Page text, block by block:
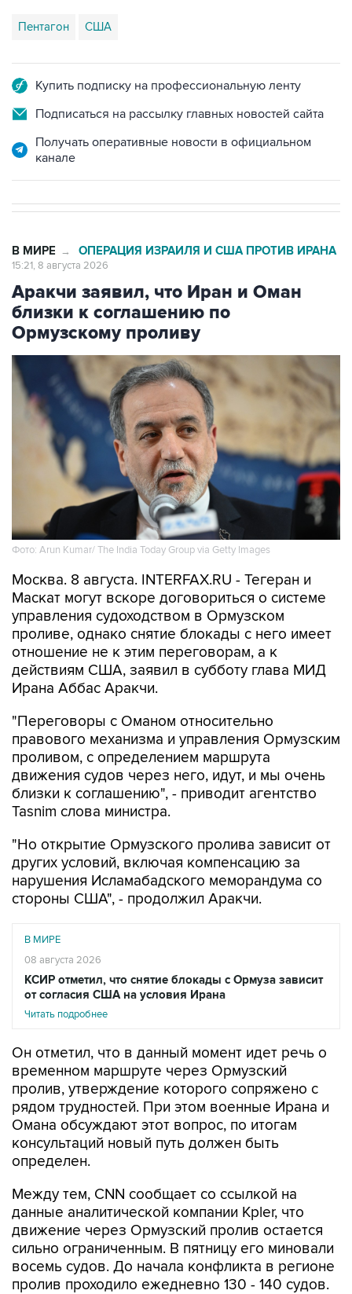
Пентагон США
Купить подписку на профессиональную ленту
Подписаться на рассылку главных новостей сайта
Получать оперативные новости в официальном
канале
В МИРЕ → ОПЕРАЦИЯ ИЗРАИЛЯ И США ПРОТИВ ИРАНА
15:21, 8 августа 2026
Аракчи заявил, что Иран и Оман
близки к соглашению по
Ормузскому проливу
Фото: Arun Kumar/ The India Today Group via Getty Images
Москва. 8 августа. INTERFAX.RU - Тегеран и
Маскат могут вскоре договориться о системе
управления судоходством в Ормузском
проливе, однако снятие блокады с него имеет
отношение не к этим переговорам, а к
действиям США, заявил в субботу глава МИД
Ирана Аббас Аракчи.
"Переговоры с Оманом относительно
правового механизма и управления Ормузским
проливом, с определением маршрута
движения судов через него, идут, и мы очень
близки к соглашению", - приводит агентство
Tasnim слова министра.
"Но открытие Ормузского пролива зависит от
других условий, включая компенсацию за
нарушения Исламабадского меморандума со
стороны США", - продолжил Аракчи.
В МИРЕ
08 августа 2026
КСИР отметил, что снятие блокады с Ормуза зависит
от согласия США на условия Ирана
Читать подробнее
Он отметил, что в данный момент идет речь о
временном маршруте через Ормузский
пролив, утверждение которого сопряжено с
рядом трудностей. При этом военные Ирана и
Омана обсуждают этот вопрос, по итогам
консультаций новый путь должен быть
определен.
Между тем, CNN сообщает со ссылкой на
данные аналитической компании Kpler, что
движение через Ормузский пролив остается
сильно ограниченным. В пятницу его миновали
восемь судов. До начала конфликта в регионе
пролив проходило ежедневно 130 - 140 судов.